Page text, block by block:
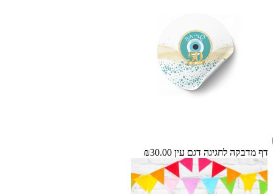
דף מדבקה לחגיגה דגם עין ₪30.00